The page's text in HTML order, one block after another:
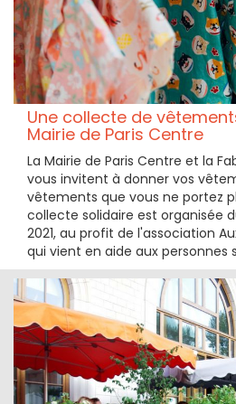
Une collecte de
Mairie de Paris Centre
La Mairie de Paris Centre et la
vous invitent à donner vos
vêtements que vous ne portez
collecte solidaire est organisée
2021, au profit de l'association
qui vient en aide aux personnes